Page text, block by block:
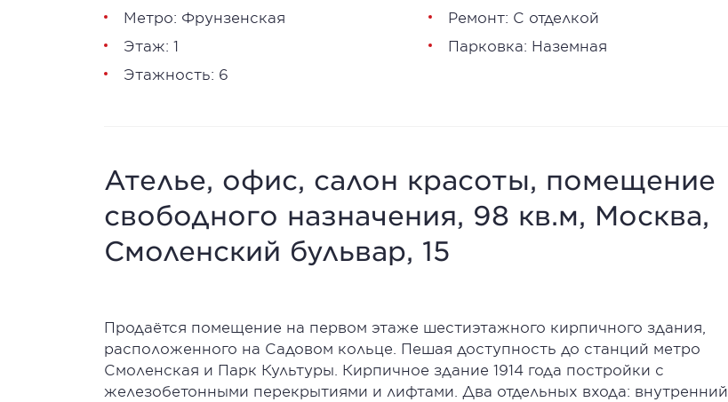
Метро: Фрунзенская
Этаж: 1
Этажность: 6
Ремонт: С отделкой
Парковка: Наземная
Ателье, офис, салон красоты, помещение
свободного назначения, 98 кв.м, Москва,
Смоленский бульвар, 15
Продаётся помещение на первом этаже шестиэтажного кирпичного здания,
расположенного на Садовом кольце. Пешая доступность до станций метро
Смоленская и Парк Культуры. Кирпичное здание 1914 года постройки с
железобетонными перекрытиями и лифтами. Два отдельных входа: внутренний